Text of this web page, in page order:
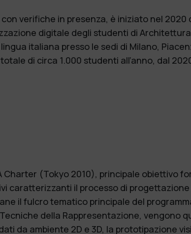
verifiche in presenza, è iniziato nel
digitale degli studenti di
italiana presso le sedi di Milano,
di circa 1.000 studenti all’anno, dal
Charter (Tokyo 2010), principale obiettivo
caratterizzanti il processo di
il fulcro tematico principale del
della Rappresentazione, vengono
da ambiente 2D e 3D, la prototipazione